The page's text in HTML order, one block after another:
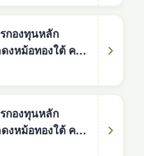
กองทุนหลัก
งหม้อทองใต้ ครั้ง
กองทุนหลัก
งหม้อทองใต้ ครั้ง